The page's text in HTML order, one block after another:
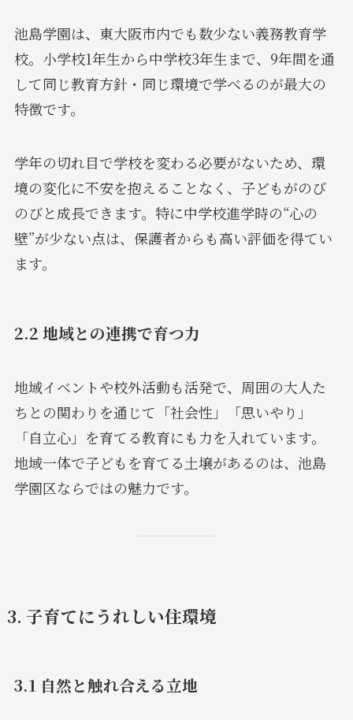
池島学園は、東大阪市内でも数少ない義務教育学
校。小学校1年生から中学校3年生まで、9年間を通
して同じ教育方針・同じ環境で学べるのが最大の
特徴です。
学年の切れ目で学校を変わる必要がないため、環
境の変化に不安を抱えることなく、子どもがのび
のびと成長できます。特に中学校進学時の“心の
壁”が少ない点は、保護者からも高い評価を得てい
ます。
2.2 地域との連携で育つ力
地域イベントや校外活動も活発で、周囲の大人た
ちとの関わりを通じて「社会性」「思いやり」
「自立心」を育てる教育にも力を入れています。
地域一体で子どもを育てる土壌があるのは、池島
学園区ならではの魅力です。
3. 子育てにうれしい住環境
3.1 自然と触れ合える立地